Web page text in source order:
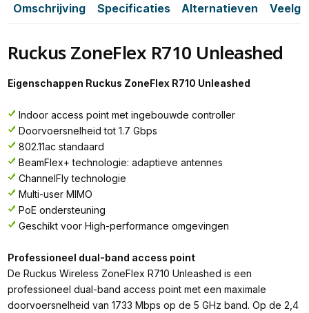
Omschrijving Specificaties Alternatieven
Ruckus ZoneFlex R710 Unleashed
Eigenschappen Ruckus ZoneFlex R710 Unleashed
Indoor access point met ingebouwde controller
Doorvoersnelheid tot 1.7 Gbps
802.11ac standaard
BeamFlex+ technologie: adaptieve antennes
ChannelFly technologie
Multi-user MIMO
PoE ondersteuning
Geschikt voor High-performance omgevingen
Professioneel dual-band access point
De Ruckus Wireless ZoneFlex R710 Unleashed is een
professioneel dual-band access point met een maximale
doorvoersnelheid van 1733 Mbps op de 5 GHz band. Op de 2,4